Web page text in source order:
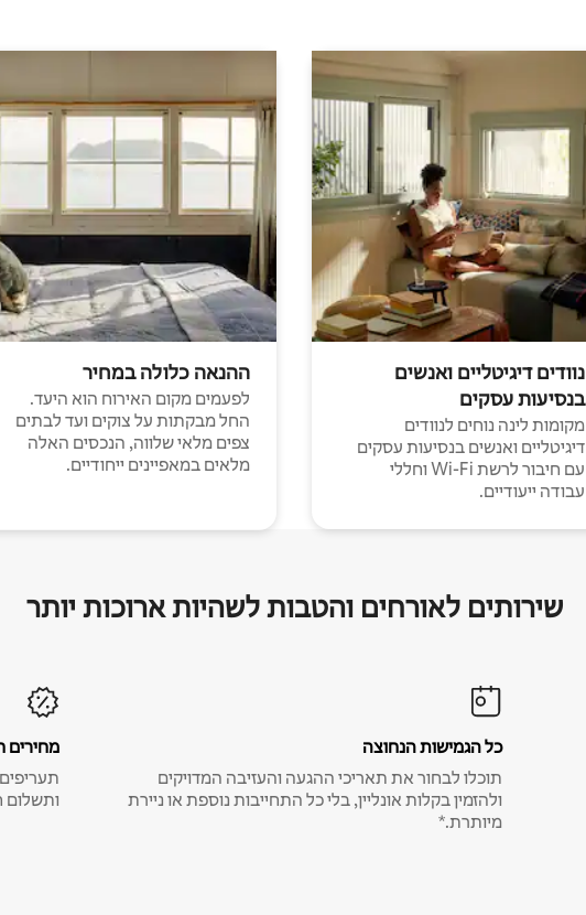
נוודים דיגיטליים ואנשים
בנסיעות עסקים
מקומות לינה נוחים לנוודים
דיגיטליים ואנשים בנסיעות עסקים
עם חיבור לרשת Wi-Fi וחללי
עבודה ייעודיים.
ההנאה כלולה במחיר
לפעמים מקום האירוח הוא היעד.
החל מבקתות על צוקים ועד לבתים
צפים מלאי שלווה, הנכסים האלה
מלאים במאפיינים ייחודיים.
שירותים לאורחים והטבות לשהיות ארוכות יותר
כל הגמישות הנחוצה
תוכלו לבחור את תאריכי ההגעה והעזיבה המדויקים
ולהזמין בקלות אונליין, בלי כל התחייבות נוספת או ניירת
מיותרת.*
מחירים
ותשלום